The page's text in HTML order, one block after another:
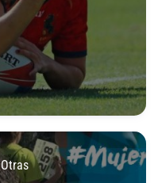
Otras